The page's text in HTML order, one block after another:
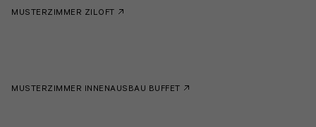
MUSTERZIMMER ZILOFT
MUSTERZIMMER INNENAUSBAU BUFFET